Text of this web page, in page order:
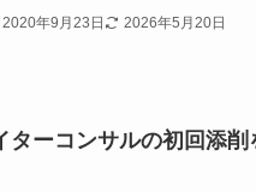
2020年9月23日 2026年5月20日
ターコンサルの初回添削